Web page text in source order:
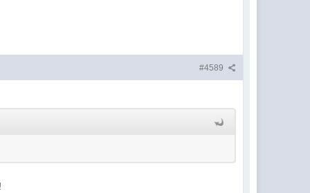
#4589